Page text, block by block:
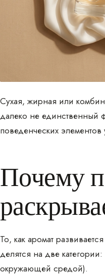
Сухая, жирная или
далеко не единственный
поведенческих
Почему
То, как аромат
делятся на две
окружающей средой).